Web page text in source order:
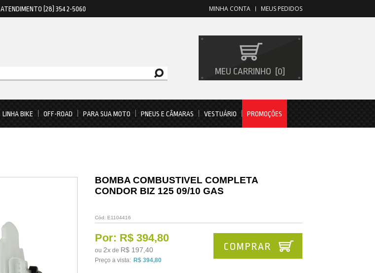
ATENDIMENTO (28) 3542-5060 MEUS PEDIDOS
MINHA CONTA
MEU CARRINHO 0
LINHA BIKE OFF-ROAD PARA SUA MOTO PNEUS E CÂMARAS VESTUÁRIO PROMOÇÕES
BOMBA COMBUSTIVEL COMPLETA
CONDOR BIZ 125 09/10 GAS
Cód: E1104416
Por: R$ 394,80
ou 2x de R$ 197,40
Preço a vista: R$ 394,80
COMPRAR